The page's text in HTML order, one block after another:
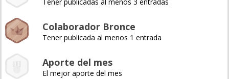
Colaborador Bronce
Tener publicada al menos 1 entrada
Aporte del mes
El mejor aporte del mes